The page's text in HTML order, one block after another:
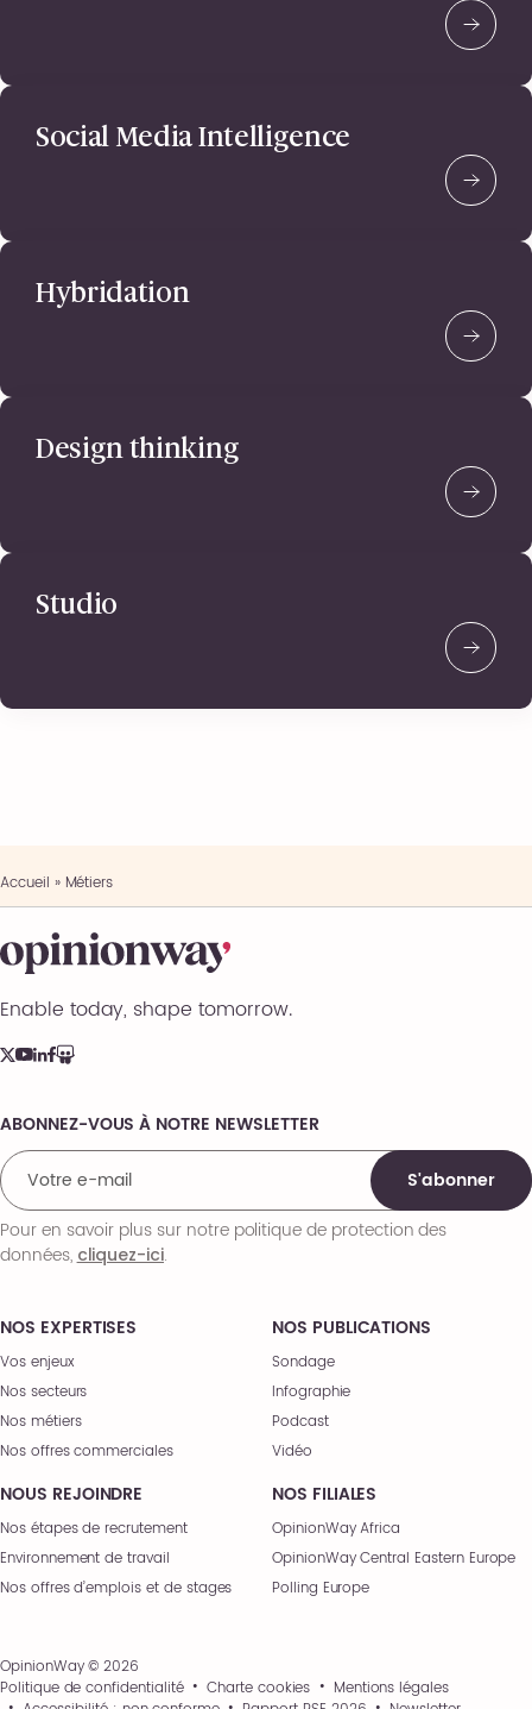
Social Media Intelligence
Hybridation
Design thinking
Studio
Accueil » Métiers
Enable today, shape tomorrow.
NOS EXPERTISES
Vos enjeux
Nos secteurs
Nos métiers
Nos offres commerciales
NOS PUBLICATIONS
Sondage
Infographie
Podcast
Vidéo
NOUS REJOINDRE
Nos étapes de recrutement
Environnement de travail
Nos offres d’emplois et de stages
NOS FILIALES
OpinionWay Africa
OpinionWay Central Eastern Europe
Polling Europe
Comments
ABONNEZ-VOUS À NOTRE NEWSLETTER
S'abonner
Pour en savoir plus sur notre politique de protection des
données,cliquez-ici.
OpinionWay © 2026
Politique de confidentialité
Charte cookies
Mentions légales